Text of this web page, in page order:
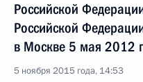
Российской
Российской
в Москве 5 мая 2012
5 ноября 2015 года, 14:53